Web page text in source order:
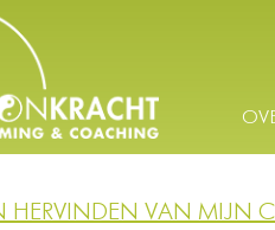
HERVINDEN VAN MIJN